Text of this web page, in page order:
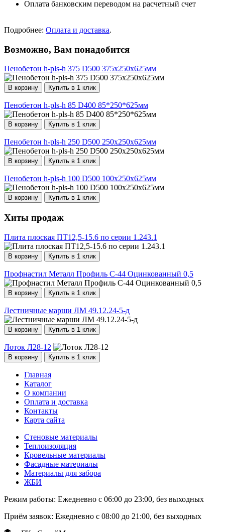
Оплата банковским переводом на расчетный счет
Подробнее: Оплата и доставка.
Возможно, Вам понадобится
Пенобетон h-pls-h 375 D500 375х250х625мм
В корзину Купить в 1 клик
Пенобетон h-pls-h 85 D400 85*250*625мм
В корзину Купить в 1 клик
Пенобетон h-pls-h 250 D500 250х250х625мм
В корзину Купить в 1 клик
Пенобетон h-pls-h 100 D500 100х250х625мм
В корзину Купить в 1 клик
Хиты продаж
Плита плоская ПТ12,5-15.6 по серии 1.243.1
В корзину Купить в 1 клик
Профнастил Металл Профиль С-44 Оцинкованный 0,5
В корзину Купить в 1 клик
Лестничные марши ЛМ 49.12.24-5-д
В корзину Купить в 1 клик
Лоток Л28-12
В корзину Купить в 1 клик
Главная
Каталог
О компании
Оплата и доставка
Контакты
Карта сайта
Стеновые материалы
Теплоизоляция
Кровельные материалы
Фасадные материалы
Материалы для забора
ЖБИ
Режим работы: Ежедневно с 06:00 до 23:00, без выходных
Приём заявок: Ежедневно с 08:00 до 21:00, без выходных